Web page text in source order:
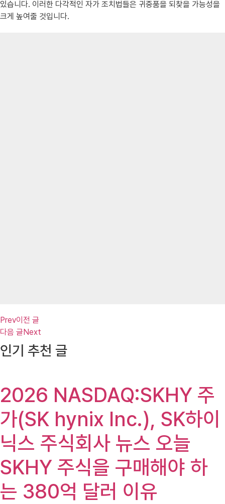
있습니다. 이러한 다각적인 자가 조치법들은 귀중품을 되찾을 가능성을
크게 높여줄 것입니다.
Prev이전 글
다음 글Next
인기 추천 글
2026 NASDAQ:SKHY 주
가(SK hynix Inc.), SK하이
닉스 주식회사 뉴스 오늘
SKHY 주식을 구매해야 하
는 380억 달러 이유